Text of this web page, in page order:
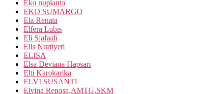
Eko nupianto
EKO SUMARGO
Ela Renata
Elfera Lubis
Eli Sjafaah
Elis Nurtiyeti
ELISA
Elsa Deviana Hapsari
Elti Karokarika
ELVI SUSANTI
Elvina Renosa,AMTG,SKM